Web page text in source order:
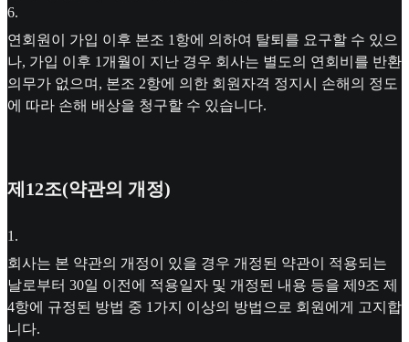
6.
연회원이 가입 이후 본조 1항에 의하여 탈퇴를 요구할 수 있으
나, 가입 이후 1개월이 지난 경우 회사는 별도의 연회비를 반환
의무가 없으며, 본조 2항에 의한 회원자격 정지시 손해의 정도
에 따라 손해 배상을 청구할 수 있습니다.
제12조(약관의 개정)
1 .
회사는 본 약관의 개정이 있을 경우 개정된 약관이 적용되는
날로부터 30일 이전에 적용일자 및 개정된 내용 등을 제9조 제
4항에 규정된 방법 중 1가지 이상의 방법으로 회원에게 고지합
니다.